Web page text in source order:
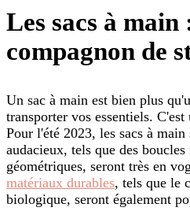
Les sacs à main
compagnon de
Un sac à main est bien plus
transporter vos essentiels.
Pour l'été 2023, les sacs à
audacieux, tels que des
géométriques, seront très en
matériaux durables, tels que le
biologique, seront également